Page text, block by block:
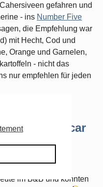
gefahren und
- ins Number Five
die Empfehlung war
mit Hecht, Cod und
Orange und Garnelen,
- nicht das
nur empfehlen für jeden
6: Von Glencar
Juli 2011
im B&B und konnten